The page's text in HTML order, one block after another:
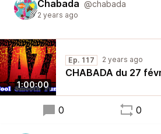
Chabada @chabada
2 years ago
1:00:00
Ep. 117 2 years ago
CHABADA du 27
0 0